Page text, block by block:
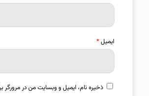
ایمیل*
ذخیره نام، ایمیل و وبسایت من در مرورگر